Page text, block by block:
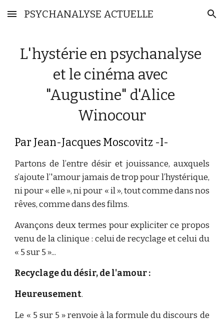
Skip to main content Skip to navigation
PSYCHANALYSE ACTUELLE
L'hystérie en psychanalyse
et le cinéma avec
"Augustine" d'Alice
Winocour
Par Jean-Jacques Moscovitz -I-
Partons de l’entre désir et jouissance, auxquels
s’ajoute l’'amour jamais de trop pour l’hystérique,
ni pour « elle », ni pour « il », tout comme dans nos
rêves, comme dans des films.
Avançons deux termes pour expliciter ce propos
venu de la clinique : celui de recyclage et celui du
« 5 sur 5 »...
Recyclage du désir, de l'amour :
Heureusement.
Le « 5 sur 5 » renvoie à la formule du discours de